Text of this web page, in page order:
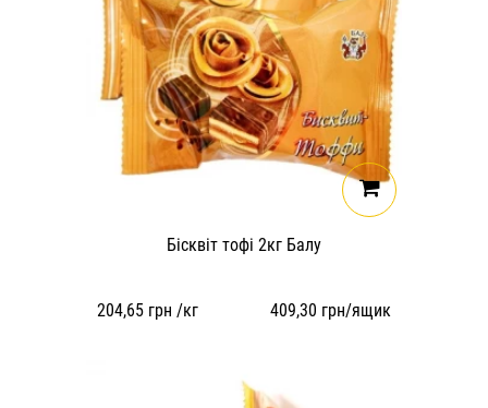
Бісквіт тофі 2кг Балу
204,65 грн /кг 409,30 грн/ящик